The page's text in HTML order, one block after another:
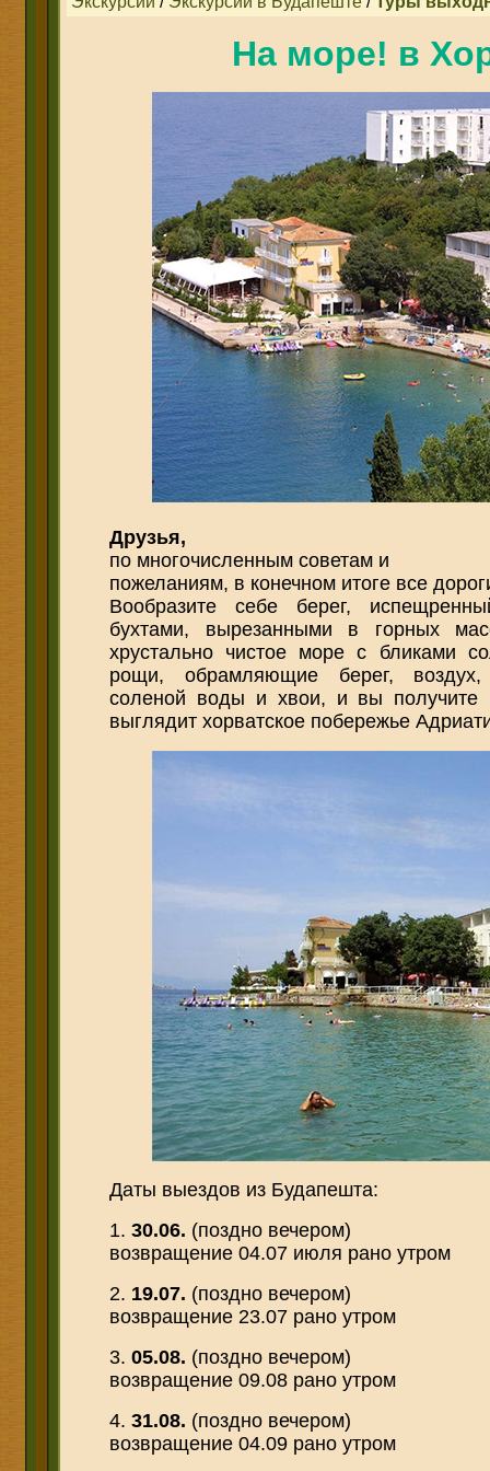
На море! в
Друзья,
по многочисленным советам и
пожеланиям, в конечном итоге все
Вообразите себе берег,
бухтами, вырезанными в горных
хрустально чистое море с бликами
рощи, обрамляющие берег,
соленой воды и хвои, и вы получите
выглядит хорватское побережье
Даты выездов из Будапешта:
1. 30.06. (поздно вечером)
возвращение 04.07 июля рано утром
2. 19.07. (поздно вечером)
возвращение 23.07 рано утром
3. 05.08. (поздно вечером)
возвращение 09.08 рано утром
4. 31.08. (поздно вечером)
возвращение 04.09 рано утром